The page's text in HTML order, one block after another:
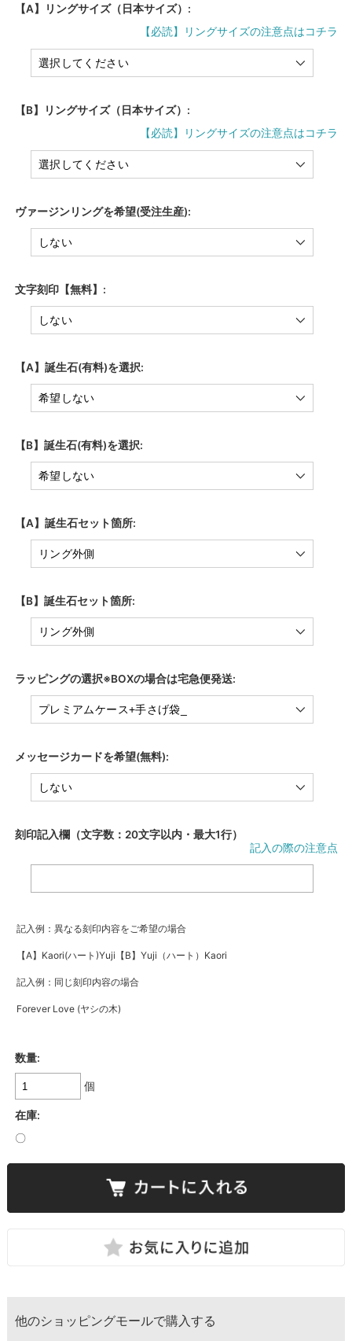
【A】リングサイズ（日本サイズ）:
【必読】リングサイズの注意点はコチラ
【B】リングサイズ（日本サイズ）:
【必読】リングサイズの注意点はコチラ
ヴァージンリングを希望(受注生産):
文字刻印【無料】:
【A】誕生石(有料)を選択:
【B】誕生石(有料)を選択:
【A】誕生石セット箇所:
【B】誕生石セット箇所:
ラッピングの選択※BOXの場合は宅急便発送:
メッセージカードを希望(無料):
刻印記入欄（文字数：20文字以内・最大1行）
記入の際の注意点
記入例：異なる刻印内容をご希望の場合
【A】Kaori(ハート)Yuji【B】Yuji（ハート）Kaori
記入例：同じ刻印内容の場合
Forever Love (ヤシの木)
数量:
個
在庫:
〇
他のショッピングモールで購入する